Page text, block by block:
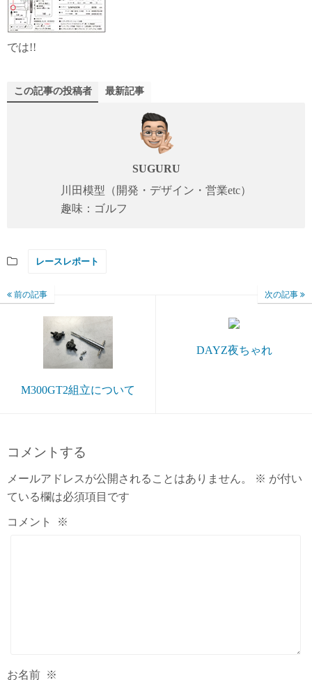
では!!
この記事の投稿者 最新記事
SUGURU
川田模型（開発・デザイン・営業etc）
趣味：ゴルフ
レースレポート
前の記事
M300GT2組立について
次の記事
DAYZ夜ちゃれ
コメントする
メールアドレスが公開されることはありません。 ※ が付い
ている欄は必須項目です
コメント ※
お名前 ※